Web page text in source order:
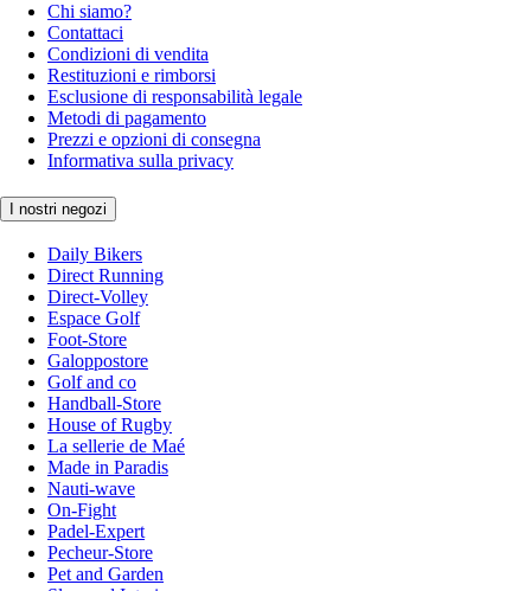
Chi siamo?
Contattaci
Condizioni di vendita
Restituzioni e rimborsi
Esclusione di responsabilità legale
Metodi di pagamento
Prezzi e opzioni di consegna
Informativa sulla privacy
I nostri negozi
Daily Bikers
Direct Running
Direct-Volley
Espace Golf
Foot-Store
Galoppostore
Golf and co
Handball-Store
House of Rugby
La sellerie de Maé
Made in Paradis
Nauti-wave
On-Fight
Padel-Expert
Pecheur-Store
Pet and Garden